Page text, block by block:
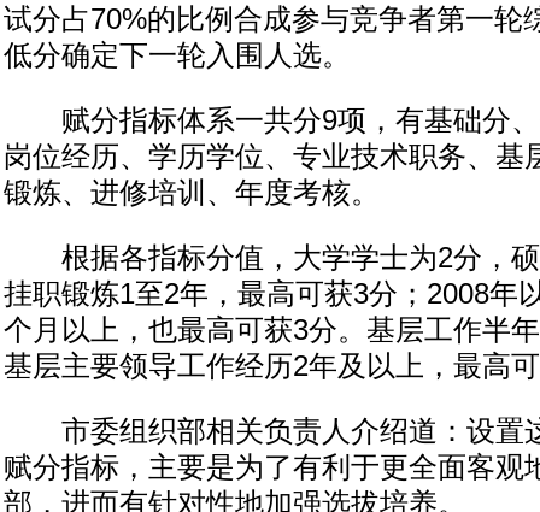
试分占70%的比例合成参与竞争者第一轮
低分确定下一轮入围人选。
赋分指标体系一共分9项，有基础分、
岗位经历、学历学位、专业技术职务、基
锻炼、进修培训、年度考核。
根据各指标分值，大学学士为2分，硕
挂职锻炼1至2年，最高可获3分；2008年
个月以上，也最高可获3分。基层工作半
基层主要领导工作经历2年及以上，最高
市委组织部相关负责人介绍道：设置
赋分指标，主要是为了有利于更全面客观
部，进而有针对性地加强选拔培养。